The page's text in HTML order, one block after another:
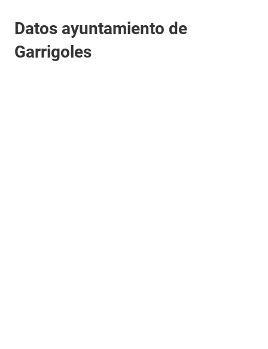
Datos ayuntamiento de
Garrigoles